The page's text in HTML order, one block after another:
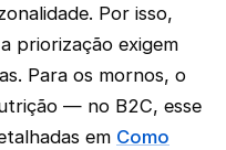
Por isso,
priorização exigem
Para os mornos, o
— no B2C, esse
em Como